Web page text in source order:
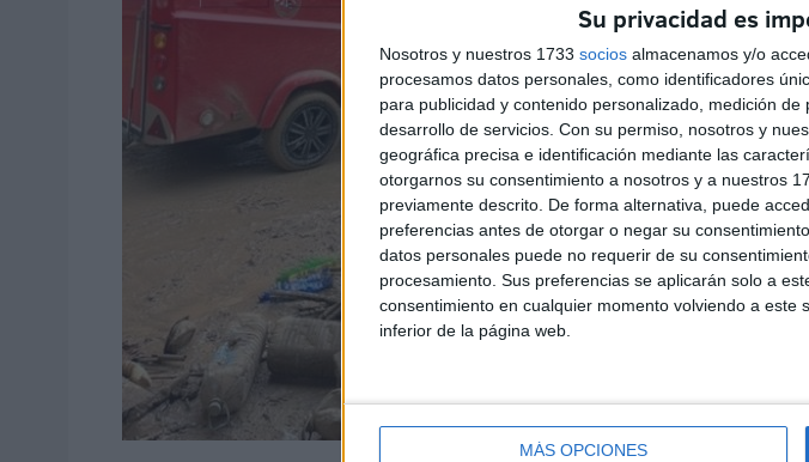
Su privacidad es
Nosotros y nuestros 1733 socios almacenamos y/o
procesamos datos personales, como identificadores
para publicidad y contenido personalizado, medición
desarrollo de servicios. Con su permiso, nosotros y
geográfica precisa e identificación mediante las
otorgarnos su consentimiento a nosotros y a nuestros
previamente descrito. De forma alternativa, puede
preferencias antes de otorgar o negar su
datos personales puede no requerir de su
procesamiento. Sus preferencias se aplicarán solo a
consentimiento en cualquier momento volviendo a
inferior de la página web.
MÁS OPCIONES